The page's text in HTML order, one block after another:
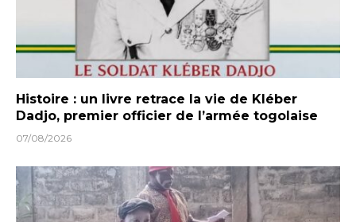
Histoire : un livre retrace la vie de Kléber
Dadjo, premier officier de l’armée togolaise
07/08/2026